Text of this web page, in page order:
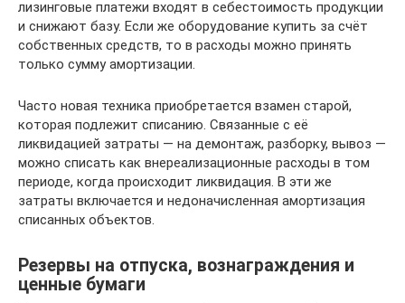
лизинговые платежи входят в себестоимость продукции
и снижают базу. Если же оборудование купить за счёт
собственных средств, то в расходы можно принять
только сумму амортизации.
Часто новая техника приобретается взамен старой,
которая подлежит списанию. Связанные с её
ликвидацией затраты — на демонтаж, разборку, вывоз —
можно списать как внереализационные расходы в том
периоде, когда происходит ликвидация. В эти же
затраты включается и недоначисленная амортизация
списанных объектов.
Резервы на отпуска, вознаграждения и
ценные бумаги